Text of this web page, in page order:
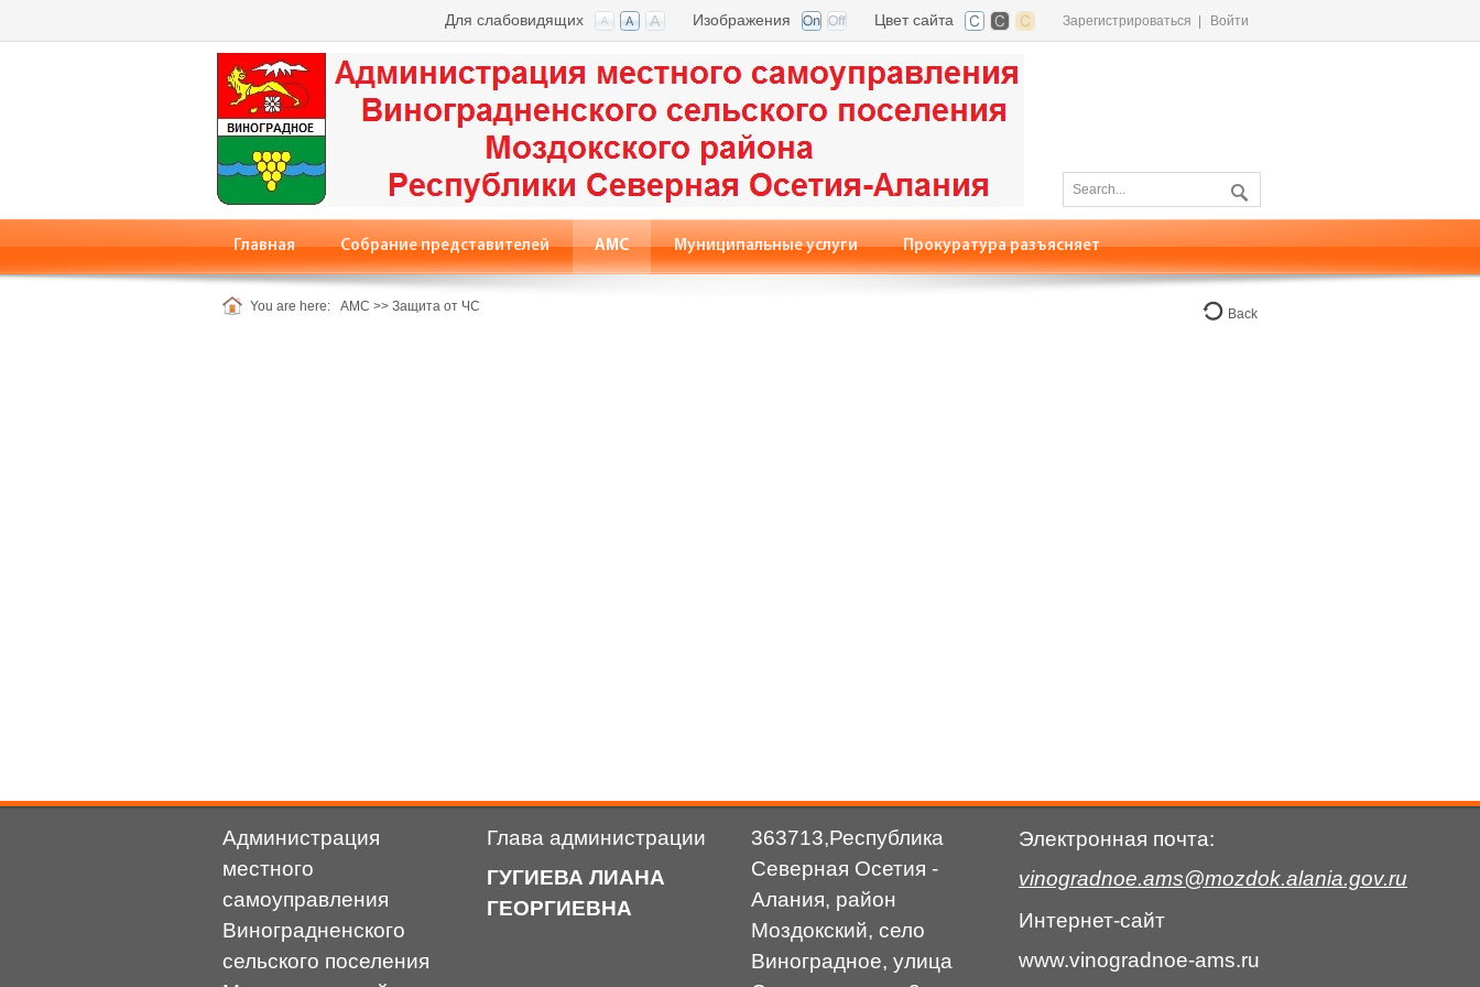
Зарегистрироваться Войти
Цвет сайта
Изображения
Для слабовидящих
Главная Собрание представителей АМС Муниципальные услуги Прокуратура разъясняет
You are here: АМС >> Защита от ЧС Back
Администрация
местного
самоуправления
Виноградненского
сельского поселения
Глава администрации
ГУГИЕВА ЛИАНА
ГЕОРГИЕВНА
363713,Республика
Северная Осетия -
Алания, район
Моздокский, село
Виноградное, улица
Электронная почта:
vinogradnoe.ams@mozdok.alania.gov.ru
Интернет-сайт
www.vinogradnoe-ams.ru